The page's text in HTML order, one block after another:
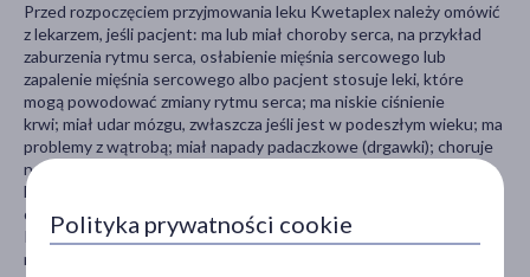
Przed rozpoczęciem przyjmowania leku Kwetaplex należy omówić
z lekarzem, jeśli pacjent: ma lub miał choroby serca, na przykład
zaburzenia rytmu serca, osłabienie mięśnia sercowego lub
zapalenie mięśnia sercowego albo pacjent stosuje leki, które
mogą powodować zmiany rytmu serca; ma niskie ciśnienie
krwi; miał udar mózgu, zwłaszcza jeśli jest w podeszłym wieku; ma
problemy z wątrobą; miał napady padaczkowe (drgawki); choruje
na cukrzycę lub jest zagrożony cukrzycą; miał w przeszłości małą
liczbę białych krwinek; jest osobą w podeszłym wieku z
otępieniem starczym; jest osobą w podeszłym wieku z chorobą
Parkinsona/ parkinsonizmem; ma lub miał stany podczas których
nastąpiło zatrzymanie oddychania przez krótkie okresy podczas
Polityka prywatności cookie